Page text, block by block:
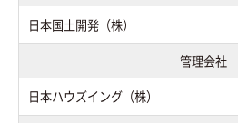
日本国土開発（株）
管理会社
日本ハウズイング（株）